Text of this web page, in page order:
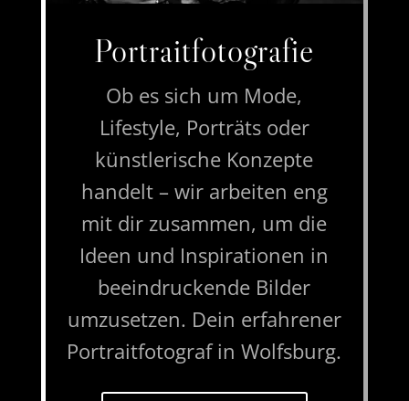
Portraitfotografie
Ob es sich um Mode,
Lifestyle, Porträts oder
künstlerische Konzepte
handelt – wir arbeiten eng
mit dir zusammen, um die
Ideen und Inspirationen in
beeindruckende Bilder
umzusetzen. Dein erfahrener
Portraitfotograf in Wolfsburg.